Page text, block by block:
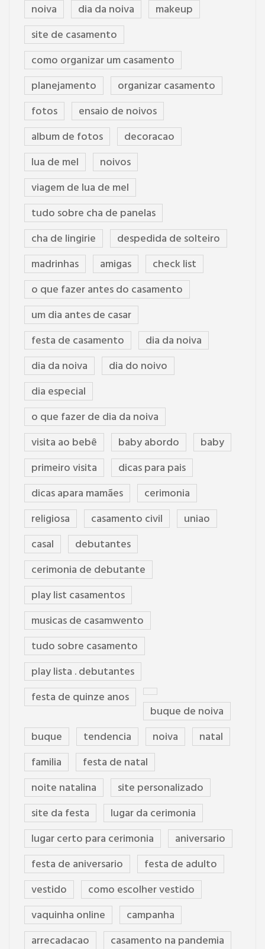
noiva
dia da noiva
makeup
site de casamento
como organizar um casamento
planejamento
organizar casamento
fotos
ensaio de noivos
album de fotos
decoracao
lua de mel
noivos
viagem de lua de mel
tudo sobre cha de panelas
cha de lingirie
despedida de solteiro
madrinhas
amigas
check list
o que fazer antes do casamento
um dia antes de casar
festa de casamento
dia da noiva
dia da noiva
dia do noivo
dia especial
o que fazer de dia da noiva
visita ao bebê
baby abordo
baby
primeiro visita
dicas para pais
dicas apara mamães
cerimonia
religiosa
casamento civil
uniao
casal
debutantes
cerimonia de debutante
play list casamentos
musicas de casamwento
tudo sobre casamento
play lista . debutantes
festa de quinze anos
buque de noiva
buque
tendencia noiva
natal
familia
festa de natal
noite natalina
site personalizado
site da festa
lugar da cerimonia
lugar certo para cerimonia
aniversario
festa de aniversario
festa de adulto
vestido
como escolher vestido
vaquinha online
campanha
arrecadacao
casamento na pandemia